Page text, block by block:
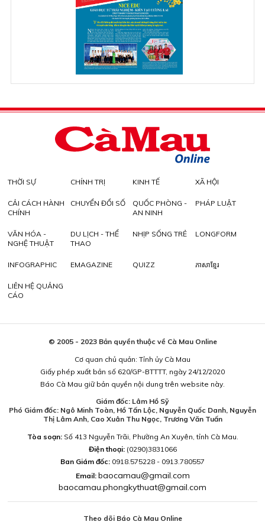
THỜI SỰ CHÍNH TRỊ KINH TẾ XÃ HỘI
CẢI CÁCH HÀNH
CHÍNH
CHUYỂN ĐỔI SỐ
QUỐC PHÒNG -
AN NINH
PHÁP LUẬT
VĂN HÓA -
NGHỆ THUẬT
DU LỊCH - THỂ
THAO
NHỊP SỐNG TRẺ LONGFORM
INFOGRAPHIC EMAGAZINE QUIZZ ភាសាខ្មែរ
LIÊN HỆ QUẢNG
CÁO
© 2005 - 2023 Bản quyền thuộc về Cà Mau Online
Cơ quan chủ quản: Tỉnh ủy Cà Mau
Giấy phép xuất bản số 620/GP-BTTTT, ngày 24/12/2020
Báo Cà Mau giữ bản quyền nội dung trên website này.
Giám đốc: Lâm Hồ Sỹ
Phó Giám đốc: Ngô Minh Toàn, Hồ Tấn Lộc, Nguyễn Quốc Danh, Nguyễn
Thị Lâm Anh, Cao Xuân Thu Ngọc, Trương Văn Tuấn
Tòa soạn:Số 413 Nguyễn Trãi, Phường An Xuyên, tỉnh Cà Mau.
Điện thoại: (0290)3831066
Ban Giám đốc: 0918.575228 - 0913.780557
Email: baocamau@gmail.com
baocamau.phongkythuat@gmail.com
Theo dõi Báo Cà Mau Online